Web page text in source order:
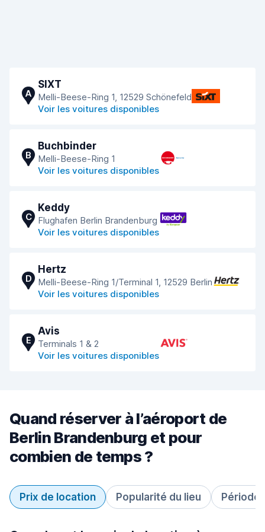
A
SIXT
Melli-Beese-Ring 1, 12529 Schönefeld
Voir les voitures disponibles
B
Buchbinder
Melli-Beese-Ring 1
Voir les voitures disponibles
C
Keddy
Flughafen Berlin Brandenburg
Voir les voitures disponibles
D
Hertz
Melli-Beese-Ring 1/Terminal 1, 12529 Berlin
Voir les voitures disponibles
E
Avis
Terminals 1 & 2
Voir les voitures disponibles
Quand réserver à l’aéroport de
Berlin Brandenburg et pour
combien de temps ?
Prix de location Popularité du lieu Période